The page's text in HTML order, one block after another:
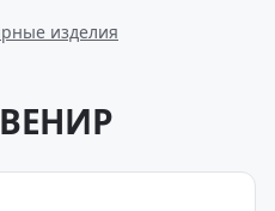
изделия